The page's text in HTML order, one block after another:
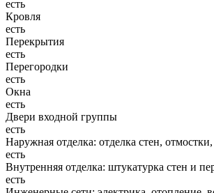
есть
Кровля
есть
Перекрытия
есть
Перегородки
есть
Окна
есть
Двери входной группы
есть
Наружная отделка: отделка стен,
есть
Внутренняя отделка: штукатурка стен и
есть